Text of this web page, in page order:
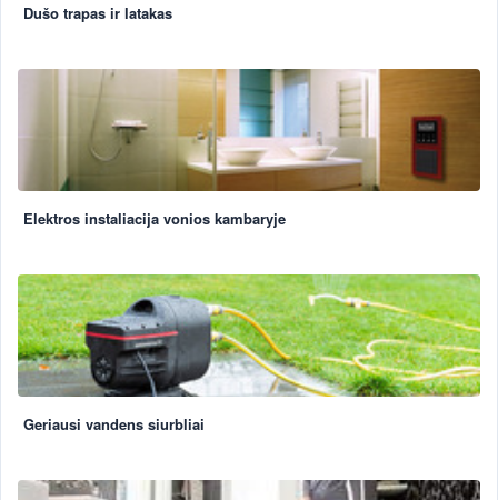
Dušo trapas ir latakas
Elektros instaliacija vonios kambaryje
Geriausi vandens siurbliai